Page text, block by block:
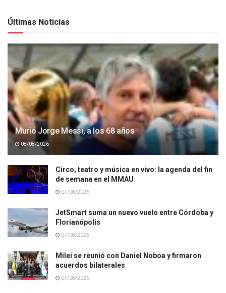
Últimas Noticias
Murió Jorge Messi, a los 68 años
08/08/2026
Circo, teatro y música en vivo: la agenda del fin
de semana en el MMAU
07/08/2026
JetSmart suma un nuevo vuelo entre Córdoba y
Florianópolis
07/08/2026
Milei se reunió con Daniel Noboa y firmaron
acuerdos bilaterales
07/08/2026